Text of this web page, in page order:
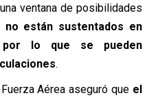
ventana de posibilidades
están sustentados en
por lo que se pueden
.
Aérea aseguró que el